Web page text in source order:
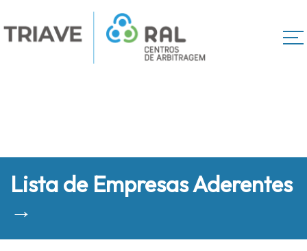
Lista de Empresas Aderentes
→